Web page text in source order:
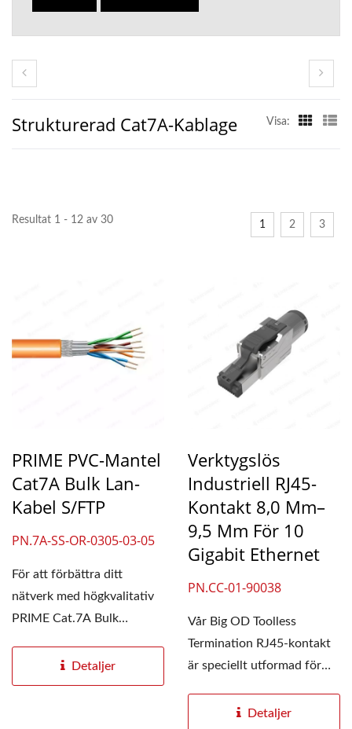
Strukturerad Cat7A-Kablage Visa:
Resultat 1 - 12 av 30 1 2 3
PRIME PVC-Mantel
Cat7A Bulk Lan-
Kabel S/FTP
PN.7A-SS-OR-0305-03-05
För att förbättra ditt
nätverk med högkvalitativ
PRIME Cat.7A Bulk
Detaljer
Verktygslös
Industriell RJ45-
Kontakt 8,0 Mm–
9,5 Mm För 10
Gigabit Ethernet
PN.CC-01-90038
Vår Big OD Toolless
Termination RJ45-kontakt
är speciellt utformad för
Detaljer